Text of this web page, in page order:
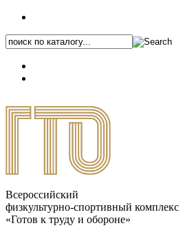
Всероссийский
физкультурно-спортивный комплекс
«Готов к труду и обороне»